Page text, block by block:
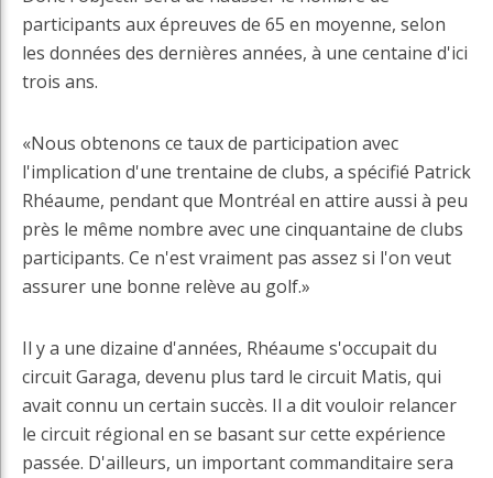
participants aux épreuves de 65 en moyenne, selon
les données des dernières années, à une centaine d'ici
trois ans.
«Nous obtenons ce taux de participation avec
l'implication d'une trentaine de clubs, a spécifié Patrick
Rhéaume, pendant que Montréal en attire aussi à peu
près le même nombre avec une cinquantaine de clubs
participants. Ce n'est vraiment pas assez si l'on veut
assurer une bonne relève au golf.»
Il y a une dizaine d'années, Rhéaume s'occupait du
circuit Garaga, devenu plus tard le circuit Matis, qui
avait connu un certain succès. Il a dit vouloir relancer
le circuit régional en se basant sur cette expérience
passée. D'ailleurs, un important commanditaire sera